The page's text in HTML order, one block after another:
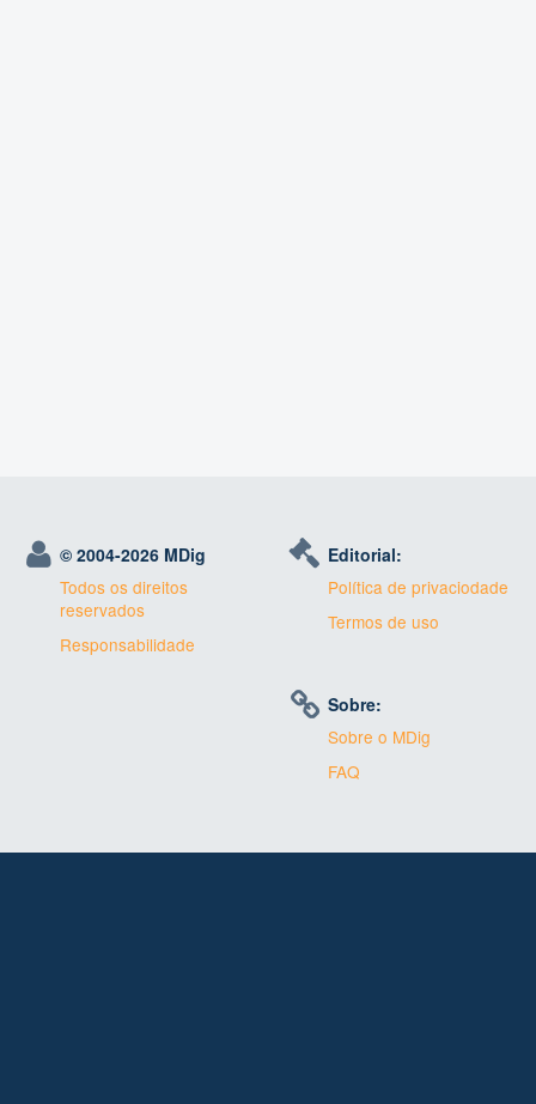
© 2004-2026 MDig
Todos os direitos
reservados
Responsabilidade
Editorial:
Política de privaciodade
Termos de uso
Sobre:
Sobre o MDig
FAQ